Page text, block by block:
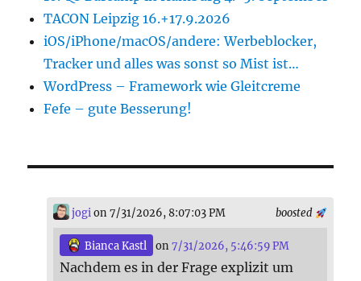
TACON Leipzig 16.+17.9.2026
iOS/iPhone/macOS/andere: Werbeblocker,
Tracker und alles was sonst so Mist ist…
WordPress – Framework wie Gleitcreme
Fefe – gute Besserung!
boosted
jogion 7/31/2026, 8:07:03 PM
Bianca Kastl on7/31/2026, 5:46:59 PM
Nachdem es in der Frage explizit um